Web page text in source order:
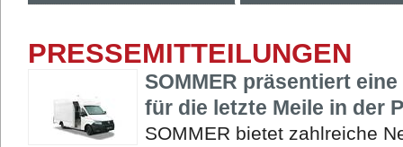
PRESSEMITTEILUNGEN
SOMMER präsentiert
für die letzte Meile in der
SOMMER bietet zahlreiche